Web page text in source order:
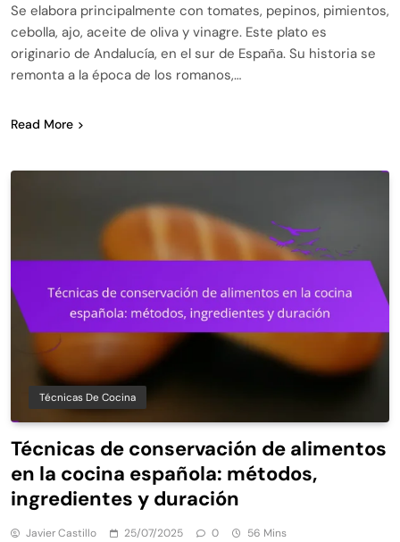
Se elabora principalmente con tomates, pepinos, pimientos,
cebolla, ajo, aceite de oliva y vinagre. Este plato es
originario de Andalucía, en el sur de España. Su historia se
remonta a la época de los romanos,…
Read More
Técnicas De Cocina
Técnicas de conservación de alimentos
en la cocina española: métodos,
ingredientes y duración
Javier Castillo 25/07/2025 0 56 Mins